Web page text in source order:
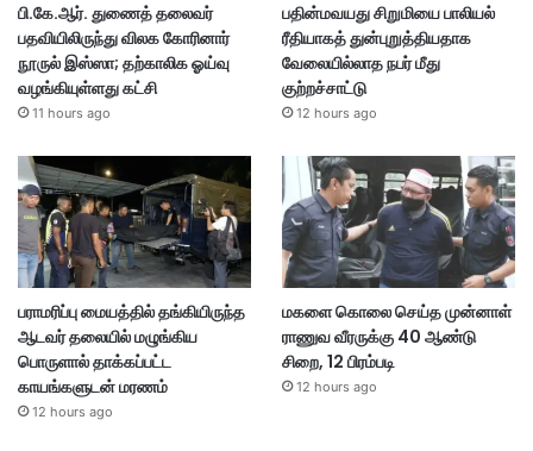
பி.கே.ஆர். துணைத் தலைவர்
பதவியிலிருந்து விலக கோரினார்
நூருல் இஸ்ஸா; தற்காலிக ஓய்வு
வழங்கியுள்ளது கட்சி
11 hours ago
பதின்மவயது சிறுமியை பாலியல்
ரீதியாகத் துன்புறுத்தியதாக
வேலையில்லாத நபர் மீது
குற்றச்சாட்டு
12 hours ago
பராமரிப்பு மையத்தில் தங்கியிருந்த
ஆடவர் தலையில் மழுங்கிய
பொருளால் தாக்கப்பட்ட
காயங்களுடன் மரணம்
12 hours ago
மகளை கொலை செய்த முன்னாள்
ராணுவ வீரருக்கு 40 ஆண்டு
சிறை, 12 பிரம்படி
12 hours ago